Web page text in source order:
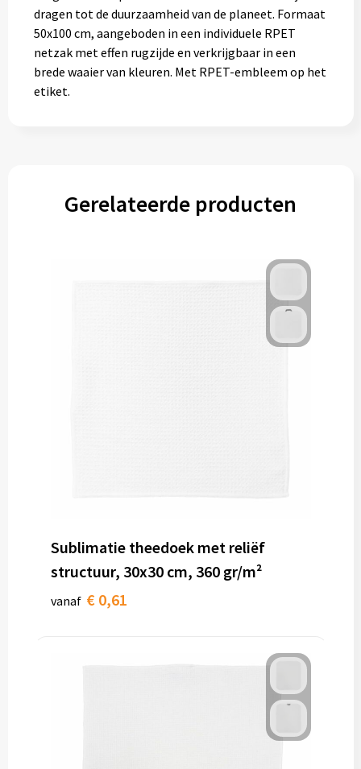
dragen tot de duurzaamheid van de planeet. Formaat
50x100 cm, aangeboden in een individuele RPET
netzak met effen rugzijde en verkrijgbaar in een
brede waaier van kleuren. Met RPET-embleem op het
etiket.
Gerelateerde producten
Sublimatie theedoek met reliëf
structuur, 30x30 cm, 360 gr/m²
vanaf € 0,61